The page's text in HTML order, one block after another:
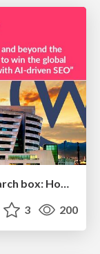
Beyond borders and beyond the search box: How to win the global "messy middle" with AI-driven SEO
3 200